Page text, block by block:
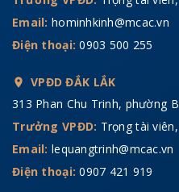
Email: hominhkinh@mcac.vn
Điện thoại:0903 500 255
VPĐD ĐẮK LẮK
313 Phan Chu Trinh, phường
Trưởng VPĐD: Trọng tài
Email: lequangtrinh@mcac.vn
Điện thoại:0907 421 919